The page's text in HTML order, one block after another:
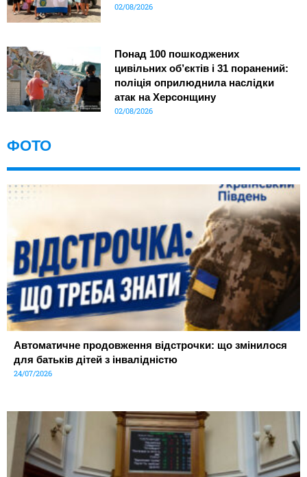
02/08/2026
Понад 100 пошкоджених
цивільних об’єктів і 31 поранений:
поліція оприлюднила наслідки
атак на Херсонщину
02/08/2026
ФОТО
Автоматичне продовження відстрочки: що змінилося
для батьків дітей з інвалідністю
24/07/2026